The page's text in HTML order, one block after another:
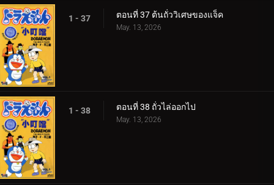
1 - 37 ตอนที่ 37 ต้นถั่ววิเศษของแจ็ค
May. 13, 2026
1 - 38 ตอนที่ 38 ถั่วไล่ออกไป
May. 13, 2026